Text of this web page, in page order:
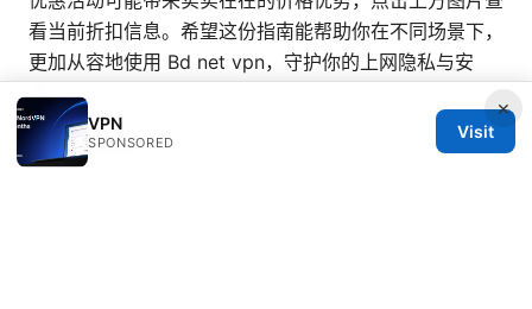
看当前折扣信息。希望这份指南能帮助你在不同场景下，
更加从容地使用 Bd net vpn，守护你的上网隐私与安
全。
Vpn速度很慢
×
VPN
SPONSORED
Visit